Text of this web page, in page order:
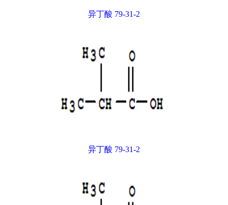
异丁酸 79-31-2
异丁酸 79-31-2